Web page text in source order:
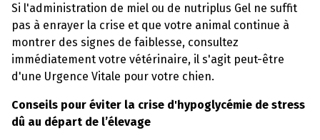
Si l'administration de miel ou de nutriplus Gel ne suffit
pas à enrayer la crise et que votre animal continue à
montrer des signes de faiblesse, consultez
immédiatement votre vétérinaire, il s'agit peut-être
d'une Urgence Vitale pour votre chien.
Conseils pour éviter la crise d'hypoglycémie de stress
dû au départ de l’élevage